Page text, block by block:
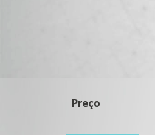
Preço